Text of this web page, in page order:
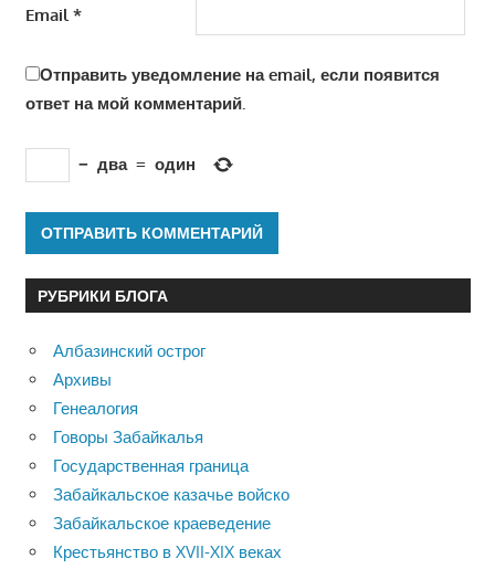
Email*
Отправить уведомление на email, если появится
ответ на мой комментарий.
− два = один
РУБРИКИ БЛОГА
Албазинский острог
Архивы
Генеалогия
Говоры Забайкалья
Государственная граница
Забайкальское казачье войско
Забайкальское краеведение
Крестьянство в XVII-XIX веках